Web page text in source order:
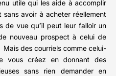
utile qui les aide à accomplir
avoir à acheter réellement
de vue qu’il peut leur falloir un
nouveau prospect à celui de
des courriels comme celui-
vous créez en donnant des
sans rien demander en